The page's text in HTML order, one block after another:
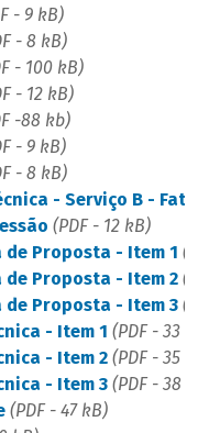
- 9 kB)
- 8 kB)
- 100 kB)
- 12 kB)
-88 kb)
- 9 kB)
- 8 kB)
- Serviço B - Fator
(PDF - 12 kB)
de Proposta - Item 1
de Proposta - Item 2
de Proposta - Item 3
- Item 1 (PDF - 33
- Item 2(PDF - 35
- Item 3(PDF - 38
(PDF - 47 kB)